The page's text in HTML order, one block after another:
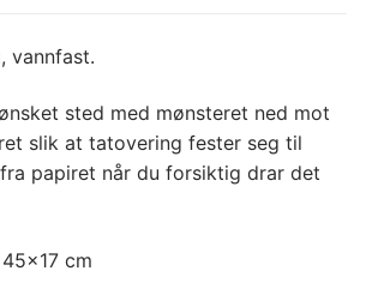
vannfast.
sted med mønsteret ned mot
slik at tatovering fester seg til
papiret når du forsiktig drar det
cm